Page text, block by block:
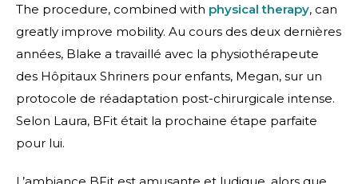
The procedure, combined with physical therapy, can
greatly improve mobility. Au cours des deux dernières
années, Blake a travaillé avec la physiothérapeute
des Hôpitaux Shriners pour enfants, Megan, sur un
protocole de réadaptation post-chirurgicale intense.
Selon Laura, BFit était la prochaine étape parfaite
pour lui.